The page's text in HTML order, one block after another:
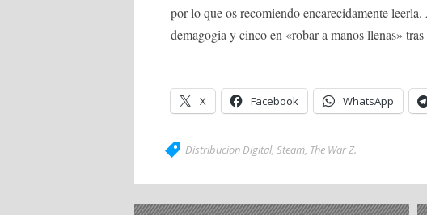
por lo que os recomiendo encarecidamente
demagogia y cinco en «robar a manos llenas»
X Facebook WhatsApp
Distribucion Digital, Steam, The War Z.